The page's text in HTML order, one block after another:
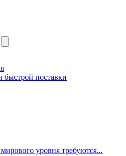
быстрой поставки
уровня требуются...